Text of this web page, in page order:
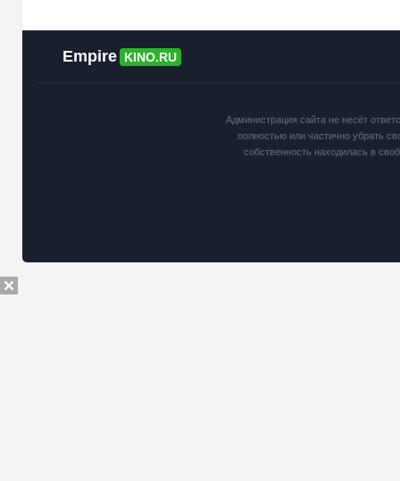
Empire KINO.RU
Администрация сайта не несёт
полностью или частично убрать
собственность находилась в